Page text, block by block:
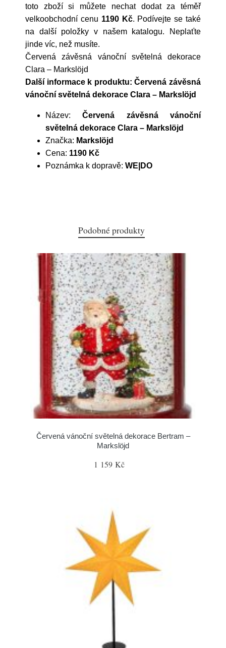
toto zboží si můžete nechat dodat za téměř
velkoobchodní cenu 1190 Kč. Podívejte se také
na další položky v našem katalogu. Neplaťte
jinde víc, než musíte.
Červená závěsná vánoční světelná dekorace
Clara – Markslöjd
Další informace k produktu: Červená závěsná
vánoční světelná dekorace Clara – Markslöjd
Název:Červená závěsná vánoční
světelná dekorace Clara – Markslöjd
Značka: Markslöjd
Cena: 1190 Kč
Poznámka k dopravě: WE|DO
Podobné produkty
Červená vánoční světelná dekorace Bertram –
Markslöjd
1 159 Kč